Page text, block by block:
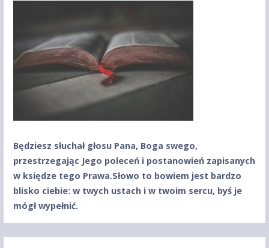
Będziesz słuchał głosu Pana, Boga swego,
przestrzegając Jego poleceń i postanowień zapisanych
w księdze tego Prawa.Słowo to bowiem jest bardzo
blisko ciebie: w twych ustach i w twoim sercu, byś je
mógł wypełnić.